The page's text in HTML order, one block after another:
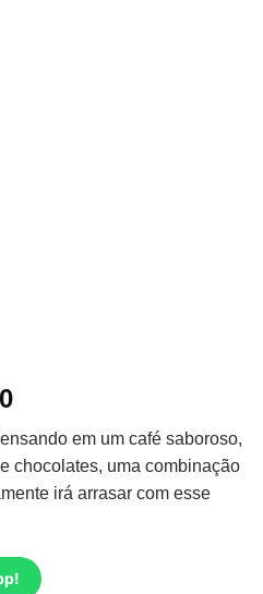
O
atual
é:
R$309,90.
em um café saboroso,
chocolates, uma combinação
irá arrasar com esse